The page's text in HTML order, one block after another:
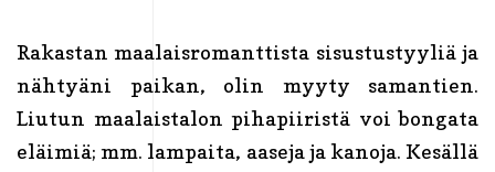
Rakastan maalaisromanttista sisustustyyliä ja
nähtyäni paikan, olin myyty samantien.
Liutun maalaistalon pihapiiristä voi bongata
eläimiä; mm. lampaita, aaseja ja kanoja. Kesällä